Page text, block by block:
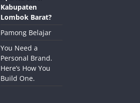
Kabupaten
Lombok Barat?
Pamong Belajar
You Need a
Personal Brand.
Here’s How You
Build One.